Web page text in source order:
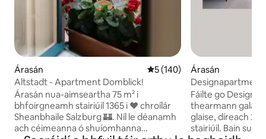
Árasán Meánrátáil 5 as 5, 140
5 (140)
Altstadt - Apartment Domblick!
Árasán nua-aimseartha 75 m² i
bhfoirgneamh stairiúil 1365 i ❤️ chroílár
Sheanbhaile Salzburg 🏰. Níl le déanamh
ach céimeanna ó shuíomhanna
Árasán
Designapartment
Fáilte go
thearmann
glaise, díreach
stairiúil. Bain sult